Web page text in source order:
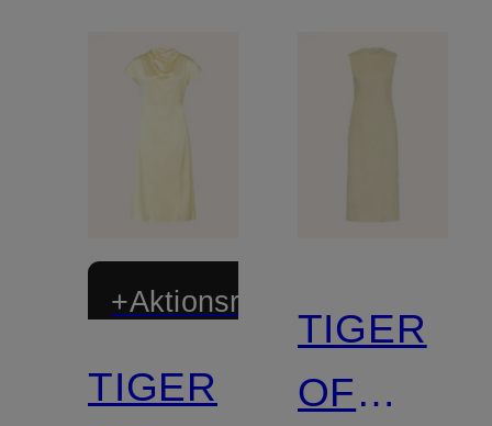
+Aktionsrabatt
TIGER
TIGER
OF